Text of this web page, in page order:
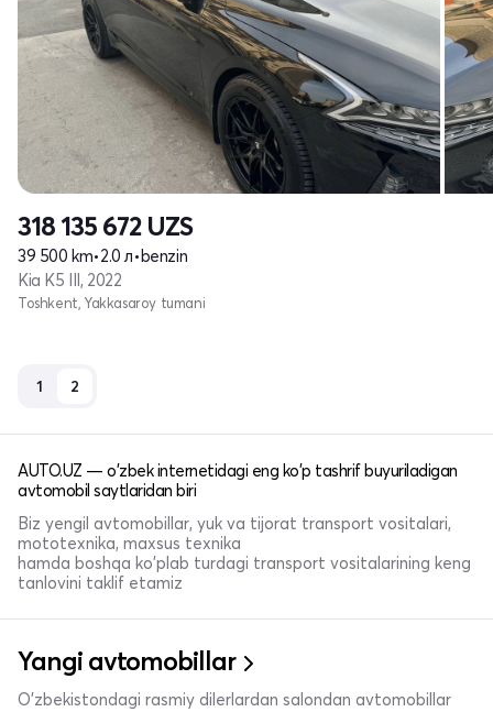
318 135 672 UZS
39 500 km•2.0 л•benzin
Kia K5 III, 2022
Toshkent, Yakkasaroy tumani
1 2
AUTO.UZ — o'zbek internetidagi eng ko'p tashrif buyuriladigan
avtomobil saytlaridan biri
Biz yengil avtomobillar, yuk va tijorat transport vositalari,
mototexnika, maxsus texnika
hamda boshqa ko'plab turdagi transport vositalarining keng
tanlovini taklif etamiz
Yangi avtomobillar
O'zbekistondagi rasmiy dilerlardan salondan avtomobillar